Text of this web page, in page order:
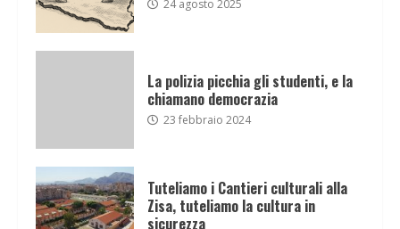
24 agosto 2025
La polizia picchia gli studenti, e la
chiamano democrazia
23 febbraio 2024
Tuteliamo i Cantieri culturali alla
Zisa, tuteliamo la cultura in
sicurezza